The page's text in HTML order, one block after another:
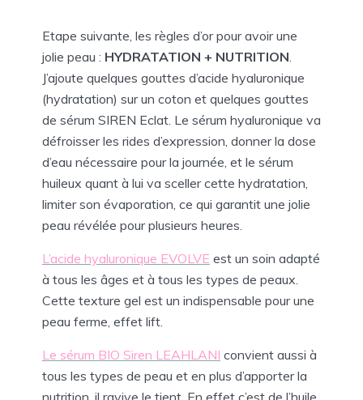
Etape suivante, les règles d’or pour avoir une
jolie peau : HYDRATATION + NUTRITION
J’ajoute quelques gouttes d’acide hyaluronique
(hydratation) sur un coton et quelques gouttes
de sérum SIREN Eclat. Le sérum hyaluronique va
défroisser les rides d’expression, donner la dose
d’eau nécessaire pour la journée, et le sérum
huileux quant à lui va sceller cette hydratation,
limiter son évaporation, ce qui garantit une jolie
peau révélée pour plusieurs heures.
L’acide hyaluronique EVOLVE est un soin adapté
à tous les âges et à tous les types de peaux.
Cette texture gel est un indispensable pour une
peau ferme, effet lift.
Le sérum BIO Siren LEAHLANI convient aussi à
tous les types de peau et en plus d’apporter la
nutrition, il ravive le tient. En effet c’est de l’huile